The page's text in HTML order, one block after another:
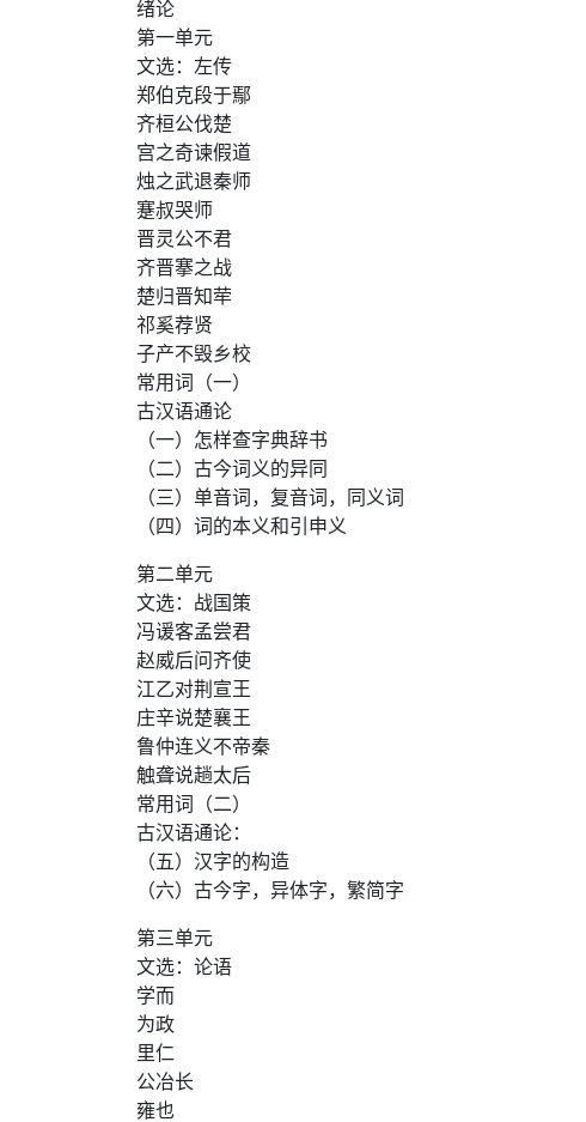
绪论
第一单元
文选：左传
郑伯克段于鄢
齐桓公伐楚
宫之奇谏假道
烛之武退秦师
蹇叔哭师
晋灵公不君
齐晋搴之战
楚归晋知荦
祁奚荐贤
子产不毁乡校
常用词（一）
古汉语通论
（一）怎样查字典辞书
（二）古今词义的异同
（三）单音词，复音词，同义词
（四）词的本义和引申义
第二单元
文选：战国策
冯谖客孟尝君
赵威后问齐使
江乙对荆宣王
庄辛说楚襄王
鲁仲连义不帝秦
触聋说趟太后
常用词（二）
古汉语通论：
（五）汉字的构造
（六）古今字，异体字，繁简字
第三单元
文选：论语
学而
为政
里仁
公冶长
雍也